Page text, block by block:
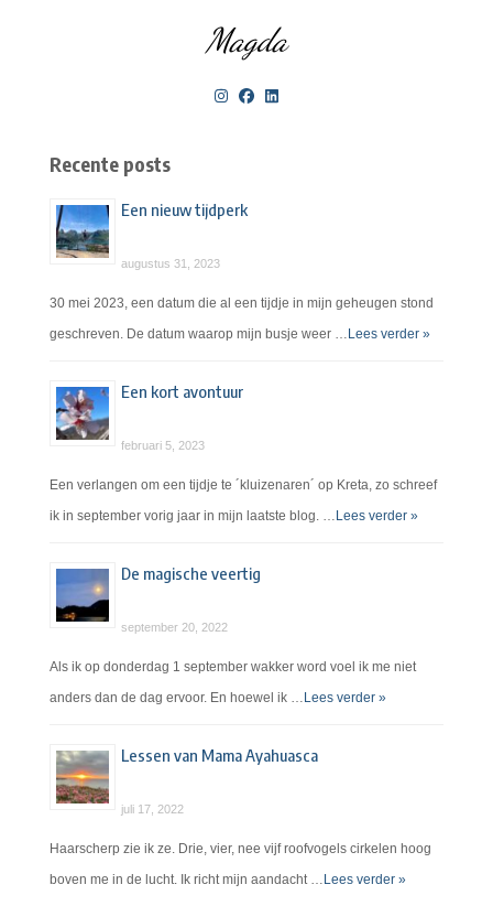
Magda
Recente posts
Een nieuw tijdperk
augustus 31, 2023
30 mei 2023, een datum die al een tijdje in mijn geheugen stond
geschreven. De datum waarop mijn busje weer … Lees verder »
Een kort avontuur
februari 5, 2023
Een verlangen om een tijdje te ´kluizenaren´ op Kreta, zo schreef
ik in september vorig jaar in mijn laatste blog. … Lees verder »
De magische veertig
september 20, 2022
Als ik op donderdag 1 september wakker word voel ik me niet
anders dan de dag ervoor. En hoewel ik … Lees verder »
Lessen van Mama Ayahuasca
juli 17, 2022
Haarscherp zie ik ze. Drie, vier, nee vijf roofvogels cirkelen hoog
boven me in de lucht. Ik richt mijn aandacht … Lees verder »